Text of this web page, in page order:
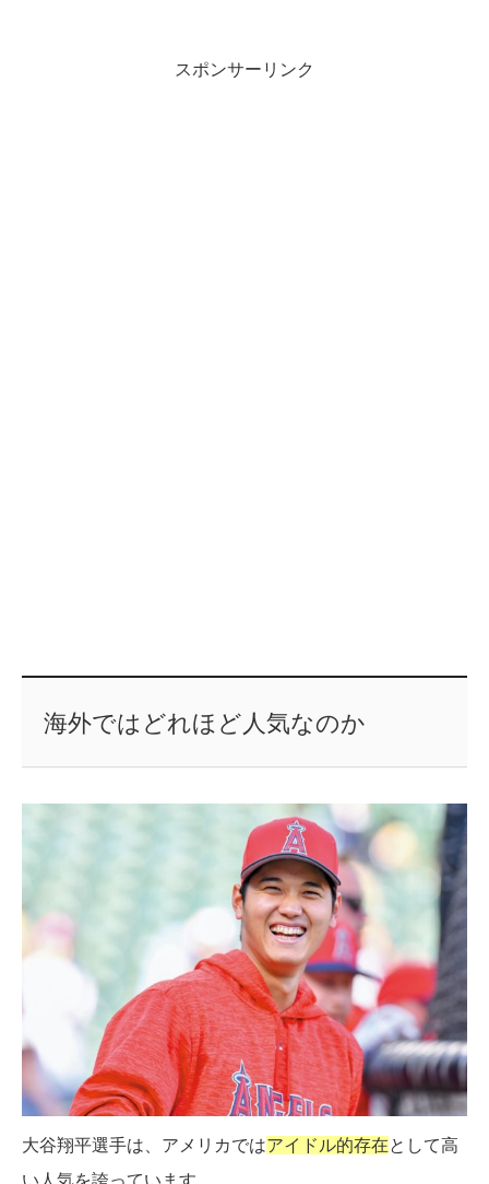
スポンサーリンク
海外ではどれほど人気なのか
大谷翔平選手は、アメリカではアイドル的存在として高